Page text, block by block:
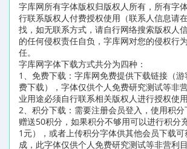
字库网所有字体版权归版权人所有，所有字
行联系版权人付费授权使用（联系人信息请
找，如无联系方式，请自行网络搜索版权人
的任何侵权责任自负，字库网对您的侵权行
任。
字库网字体下载方式共分为四种：
1、免费下载：字库网免费提供下载链接（
费下载），字体仅供个人免费研究测试等非
业用途必须自行联系相关版权人进行授权使用
2、积分下载：需要注册会员登入，使用积
赠送50积分，如果积分不够用可以进行积分
1元），或者上传积分字体供其他会员下载
成，此字体仅供个人免费研究测试等非营利